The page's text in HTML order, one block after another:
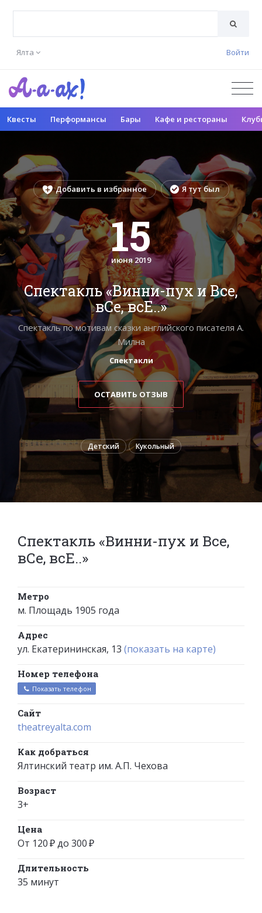
Ялта Войти
Квесты Перформансы Бары Кафе и рестораны
Добавить в избранное Я тут был
15
июня 2019
Спектакль «Винни-пух и Все,
вСе, всЕ..»
Спектакль по мотивам сказки английского писателя А.
Милна
Спектакли
ОСТАВИТЬ ОТЗЫВ
Детский Кукольный
Спектакль «Винни-пух и Все,
вСе, всЕ..»
Метро
м. Площадь 1905 года
Адрес
ул. Екатерининская, 13 (показать на карте)
Номер телефона
Показать телефон
Сайт
theatreyalta.com
Как добраться
Ялтинский театр им. А.П. Чехова
Возраст
3+
Цена
От 120 ₽ до 300 ₽
Длительность
35 минут